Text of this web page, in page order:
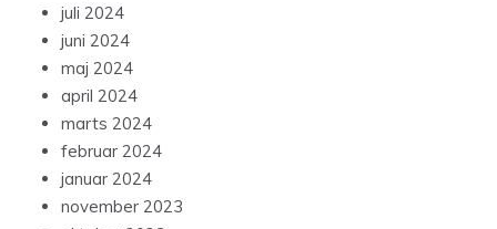
juli 2024
juni 2024
maj 2024
april 2024
marts 2024
februar 2024
januar 2024
november 2023